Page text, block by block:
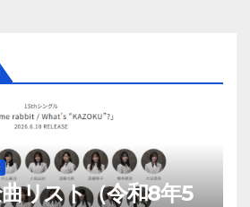
リスト（令和8年5